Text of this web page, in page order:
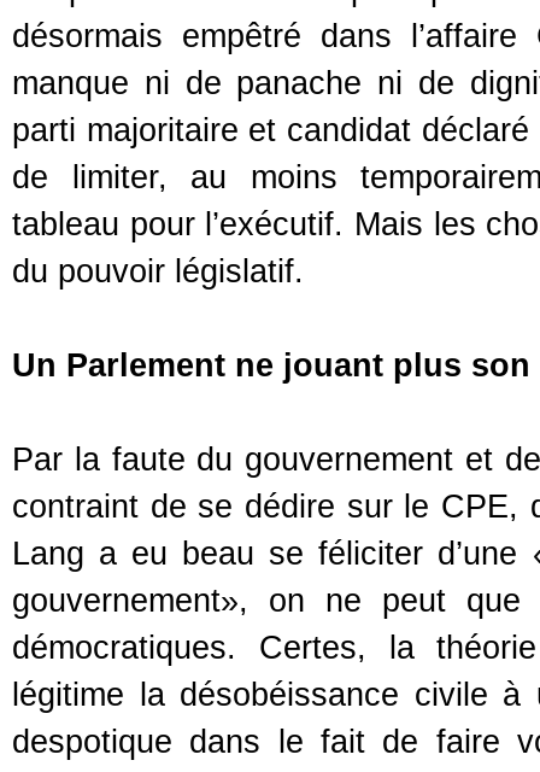
désormais empêtré dans
manque ni de panache ni de
parti majoritaire et candidat
de limiter, au moins
tableau pour l’exécutif. Mais les
du pouvoir législatif.
Un Parlement ne jouant plus
Par la faute du gouvernement et
contraint de se dédire sur le CPE,
Lang a eu beau se féliciter
gouvernement», on ne peut
démocratiques. Certes, la
légitime la désobéissance civile
despotique dans le fait de faire